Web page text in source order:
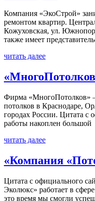
Компания «ЭкоСтрой»
ремонтом квартир.
Кожуховская, ул.
также имеет
читать далее
Фирма «МногоПотолков»
потолков в Краснодаре,
городах России. Цитата с
работы накоплен большой
читать далее
«Компания
Цитата с официального
Эколюкс» работает в
это время мы смогли